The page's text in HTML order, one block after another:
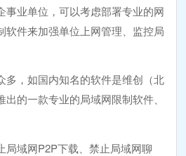
事业单位，可以考虑部署专业的网
软件来加强单位上网管理、监控局
多，如国内知名的软件是维创（北
的一款专业的局域网限制软件、
局域网P2P下载、禁止局域网聊